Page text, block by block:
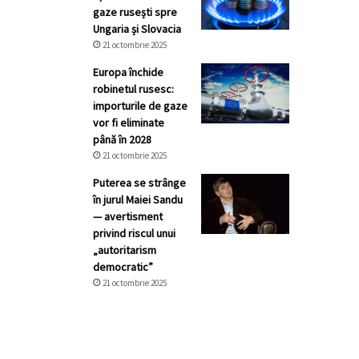
gaze rusești spre
Ungaria și Slovacia
21 octombrie 2025
Europa închide
robinetul rusesc:
importurile de gaze
vor fi eliminate
până în 2028
21 octombrie 2025
Puterea se strânge
în jurul Maiei Sandu
— avertisment
privind riscul unui
„autoritarism
democratic”
21 octombrie 2025